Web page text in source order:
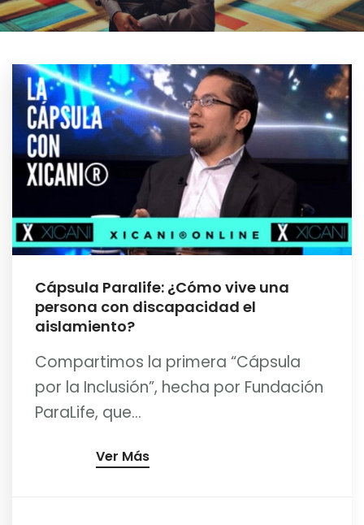
Cápsula Paralife: ¿Cómo vive una
persona con discapacidad el
aislamiento?
Compartimos la primera “Cápsula
por la Inclusión”, hecha por Fundación
ParaLife, que...
Ver Más